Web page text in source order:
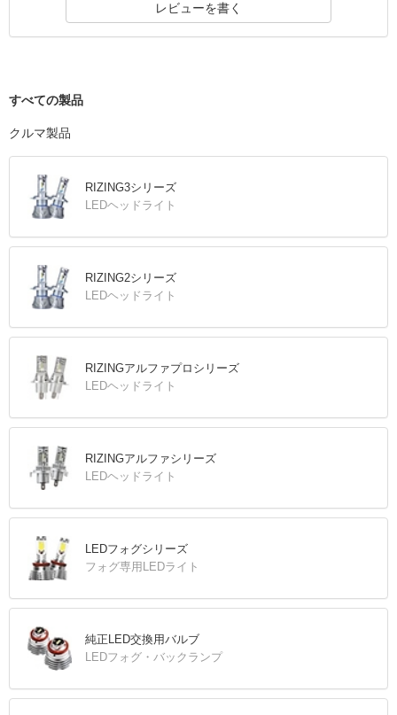
レビューを書く
すべての製品
クルマ製品
RIZING3シリーズ
LEDヘッドライト
RIZING2シリーズ
LEDヘッドライト
RIZINGアルファプロシリーズ
LEDヘッドライト
RIZINGアルファシリーズ
LEDヘッドライト
LEDフォグシリーズ
フォグ専用LEDライト
純正LED交換用バルブ
LEDフォグ・バックランプ